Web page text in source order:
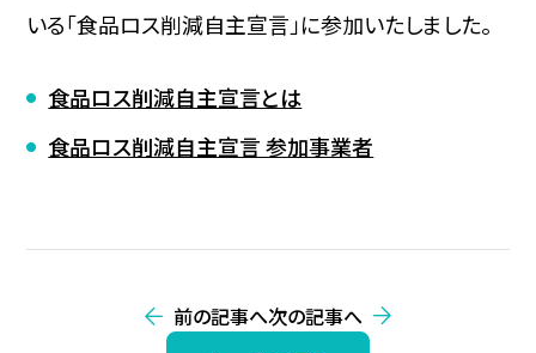
いる「食品ロス削減自主宣言」に参加いたしました。
食品ロス削減自主宣言とは
食品ロス削減自主宣言 参加事業者
前の記事へ次の記事へ